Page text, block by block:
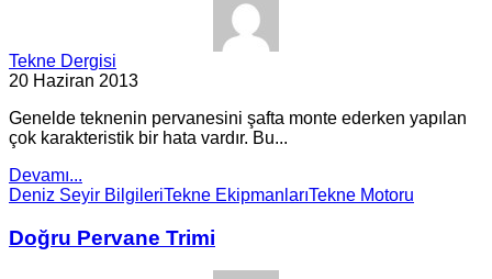
Tekne Dergisi
20 Haziran 2013
Genelde teknenin pervanesini şafta monte ederken yapılan
çok karakteristik bir hata vardır. Bu...
Devamı...
Deniz Seyir BilgileriTekne EkipmanlarıTekne Motoru
Doğru Pervane Trimi